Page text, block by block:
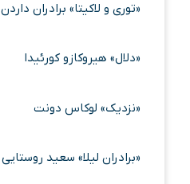
«توری و لاکیتا» برادران داردن
«دلال» هیروکازو کورئیدا
«نزدیک» لوکاس دونت
«برادران لیلا» سعید روستایی